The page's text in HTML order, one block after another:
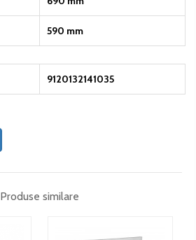
590 mm
9120132141035
Produse similare